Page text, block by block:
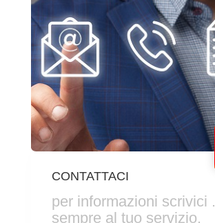
CONTATTACI
per informazioni scrivici .
sempre al tuo servizio.